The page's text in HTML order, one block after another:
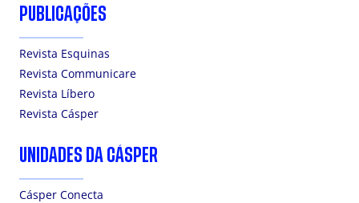
PUBLICAÇÕES
Revista Esquinas
Revista Communicare
Revista Líbero
Revista Cásper
UNIDADES DA CÁSPER
Cásper Conecta